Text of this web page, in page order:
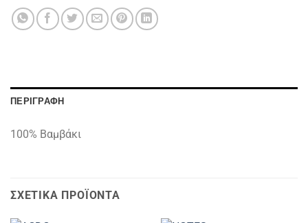
ΠΕΡΙΓΡΑΦΉ
100% Βαμβάκι
ΣΧΕΤΙΚΆ ΠΡΟΪΌΝΤΑ